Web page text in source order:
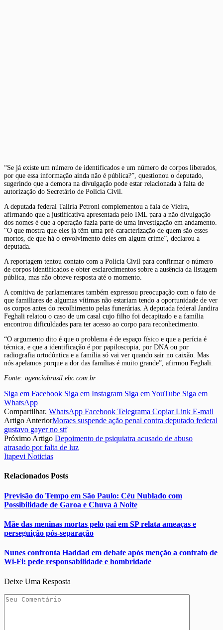
“Se já existe um número de identificados e um número de corpos liberados,
por que essa informação ainda não é pública?”, questionou o deputado,
sugerindo que a demora na divulgação pode estar relacionada à falta de
autorização do Secretário de Polícia Civil.
A deputada federal Talíria Petroni complementou a fala de Vieira,
afirmando que a justificativa apresentada pelo IML para a não divulgação
dos nomes é que a operação fazia parte de uma investigação em andamento.
“O que mostra que eles já têm uma pré-caracterização de quem são esses
mortos, de que há o envolvimento deles em algum crime”, declarou a
deputada.
A reportagem tentou contato com a Polícia Civil para confirmar o número
de corpos identificados e obter esclarecimentos sobre a ausência da listagem
pública, mas não obteve resposta até o momento.
A comitiva de parlamentares também expressou preocupação com o fato de
que familiares de algumas vítimas não estariam tendo a oportunidade de ver
os corpos antes do recolhimento pelas funerárias. A deputada federal Jandira
Feghali relatou o caso de um casal cujo filho foi decapitado e a família
encontrou dificuldades para ter acesso ao corpo para reconhecimento.
“O argumento dito é que o problema é de espaço físico e que a perícia é
técnica, e que a identificação é por papiloscopia, por DNA ou por
radiografia ortodôntica e a família só vai ver quando sair no caixão. Mas
nós apelamos porque a dor das famílias é muito grande”, afirmou Feghali.
Fonte: agenciabrasil.ebc.com.br
Siga em Facebook Siga em Instagram Siga em YouTube Siga em
WhatsApp
Compartilhar. WhatsApp Facebook Telegrama Copiar Link E-mail
Artigo AnteriorMoraes suspende ação penal contra deputado federal
gustavo gayer no stf
Próximo Artigo Depoimento de psiquiatra acusado de abuso
atrasado por falta de luz
Itapevi Noticias
Relacionados Posts
Previsão do Tempo em São Paulo: Céu Nublado com
Possibilidade de Garoa e Chuva à Noite
Mãe das meninas mortas pelo pai em SP relata ameaças e
perseguição pós-separação
Nunes confronta Haddad em debate após menção a contrato de
Wi-Fi: pede responsabilidade e hombridade
Deixe Uma Resposta